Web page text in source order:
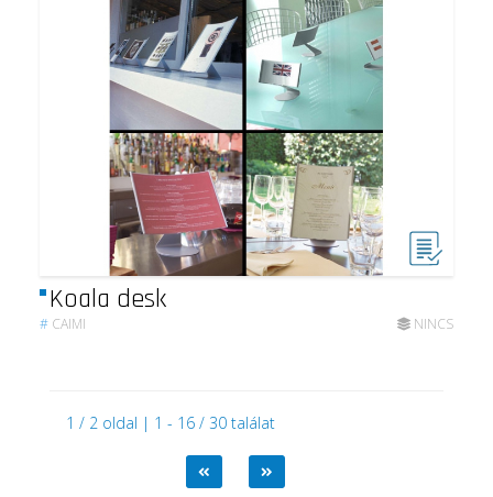
Koala desk
# CAIMI NINCS
1 / 2 oldal | 1 - 16 / 30 találat